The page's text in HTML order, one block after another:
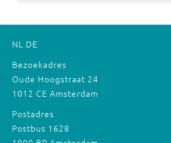
NL DE
Bezoekadres
Oude Hoogstraat 24
1012 CE Amsterdam
Postadres
Postbus 1628